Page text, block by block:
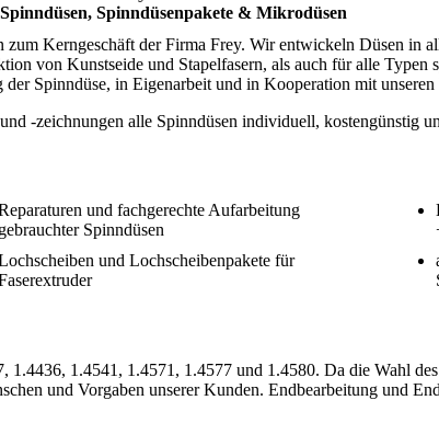
Spinndüsen, Spinndüsenpakete & Mikrodüsen
Kerngeschäft der Firma Frey. Wir entwickeln Düsen in
von Kunstseide und Stapelfasern, als auch für alle Typen
Spinndüse, in Eigenarbeit und in Kooperation mit
-zeichnungen alle Spinndüsen individuell, kostengünstig
und fachgerechte Aufarbeitung
gebrauchter Spinndüsen
und Lochscheibenpakete für
1.4541, 1.4571, 1.4577 und 1.4580. Da die Wahl
und Vorgaben unserer Kunden. Endbearbeitung und